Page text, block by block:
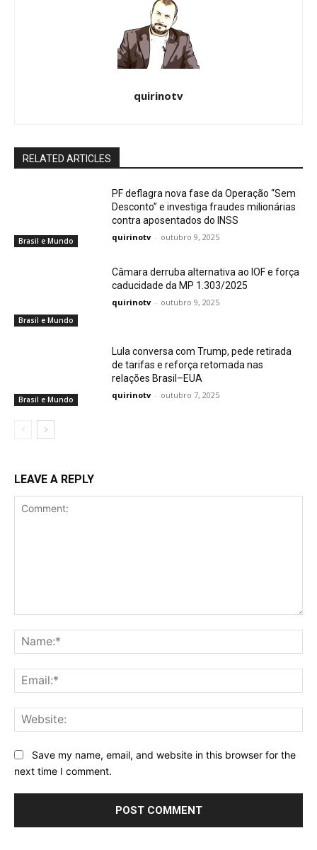
quirinotv
RELATED ARTICLES
Brasil e Mundo
PF deflagra nova fase da Operação “Sem
Desconto” e investiga fraudes milionárias
contra aposentados do INSS
quirinotv - outubro 9, 2025
Brasil e Mundo
Câmara derruba alternativa ao IOF e força
caducidade da MP 1.303/2025
quirinotv - outubro 9, 2025
Brasil e Mundo
Lula conversa com Trump, pede retirada
de tarifas e reforça retomada nas
relações Brasil–EUA
quirinotv - outubro 7, 2025
LEAVE A REPLY
Save my name, email, and website in this browser for the
next time I comment.